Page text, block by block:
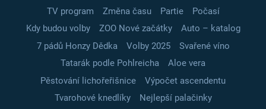
TV program
Změna času Partie
Počasí
Kdy budou volby
ZOO Nové začátky
Auto – katalog
7 pádů Honzy Dědka
Volby 2025
Svařené víno
Tatarák podle Pohlreicha
Aloe vera
Pěstování lichořeřišnice
Výpočet ascendentu
Tvarohové knedlíky
Nejlepší palačinky